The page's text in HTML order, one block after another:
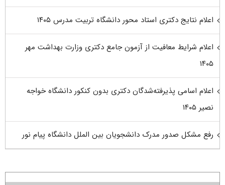
اعلام نتایج دکتری استاد محور دانشگاه تربیت مدرس ۱۴۰۵
اعلام شرایط معافیت از آزمون جامع دکتری وزارت بهداشت مهر
۱۴۰۵
اعلام اسامی پذیرفته‌شدگان دکتری بدون کنکور دانشگاه خواجه
نصیر ۱۴۰۵
رفع مشکل صدور مدرک دانشجویان بین الملل دانشگاه پیام نور